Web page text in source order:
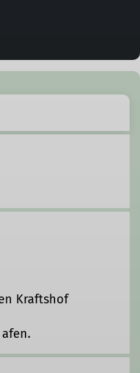
Kraftshof